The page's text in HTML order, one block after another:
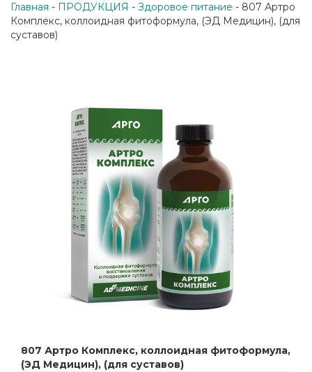
Главная - ПРОДУКЦИЯ - Здоровое питание - 807 Артро
Комплекс, коллоидная фитоформула, (ЭД Медицин), (для
суставов)
807 Артро Комплекс, коллоидная фитоформула,
(ЭД Медицин), (для суставов)